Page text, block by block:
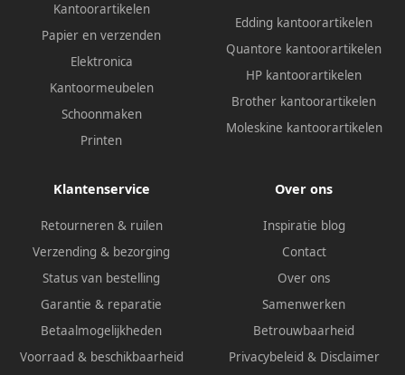
Kantoorartikelen
Papier en verzenden
Elektronica
Kantoormeubelen
Schoonmaken
Printen
Edding kantoorartikelen
Quantore kantoorartikelen
HP kantoorartikelen
Brother kantoorartikelen
Moleskine kantoorartikelen
Klantenservice
Retourneren & ruilen
Verzending & bezorging
Status van bestelling
Garantie & reparatie
Betaalmogelijkheden
Voorraad & beschikbaarheid
Over ons
Inspiratie blog
Contact
Over ons
Samenwerken
Betrouwbaarheid
Privacybeleid & Disclaimer